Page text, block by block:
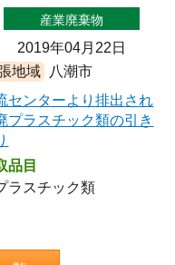
産業廃棄物
2019年04月22日
地域
八潮市
センターより排出され
プラスチック類の引き
品目
ラスチック類